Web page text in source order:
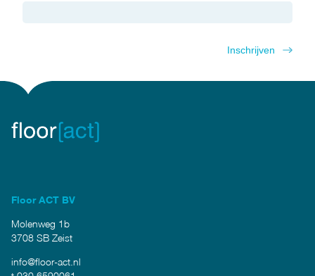
Floor ACT BV
Molenweg 1b
3708 SB Zeist
info@floor-act.nl